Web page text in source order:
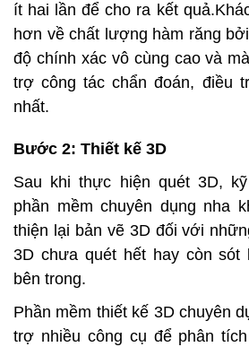
ít hai lần để cho ra kết
hơn về chất lượng hàm răng
độ chính xác vô cùng cao và
trợ công tác chẩn đoán, điều
nhất.
Bước 2: Thiết kế 3D
Sau khi thực hiện quét 3D,
phần mềm chuyên dụng nha
thiện lại bản vẽ 3D đối với
3D chưa quét hết hay còn sót
bên trong.
Phần mềm thiết kế 3D chuyên
trợ nhiều công cụ để phân